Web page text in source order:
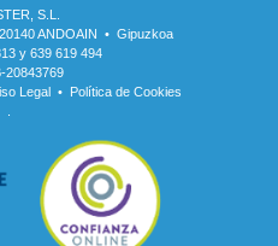
S.L.
ANDOAIN • Gipuzkoa
y 639 619 494
20843769
Legal • Política de Cookies